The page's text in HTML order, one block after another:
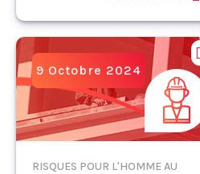
9 Octobre 2024
RISQUES POUR L'HOMME AU